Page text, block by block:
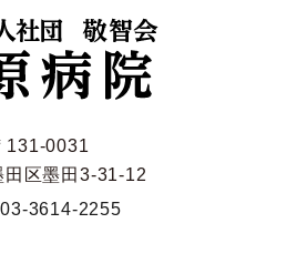
131-0031
田区墨田3-31-12
03-3614-2255